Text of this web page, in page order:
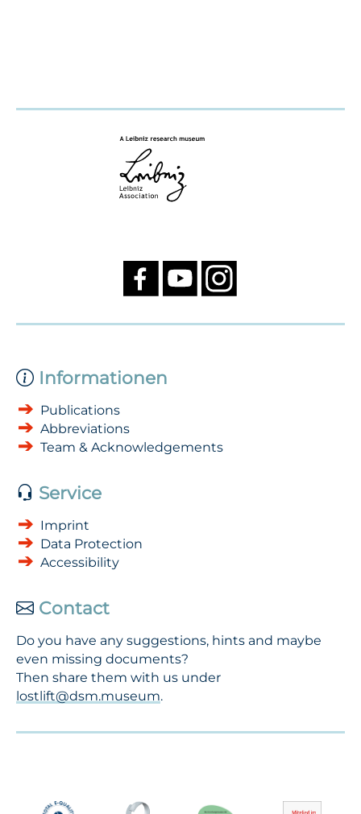
Informationen
Publications
Abbreviations
Team & Acknowledgements
Service
Imprint
Data Protection
Accessibility
Contact
Do you have any suggestions, hints and maybe
even missing documents?
Then share them with us under
lostlift@dsm.museum.